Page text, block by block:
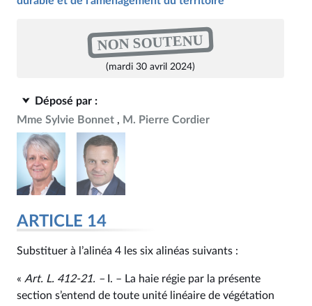
NON SOUTENU
(mardi 30 avril 2024)
Déposé par :
Mme Sylvie Bonnet
M. Pierre Cordier
ARTICLE 14
Substituer à l’alinéa 4 les six alinéas suivants :
« Art. L. 412‑21. – I. – La haie régie par la présente
section s’entend de toute unité linéaire de végétation